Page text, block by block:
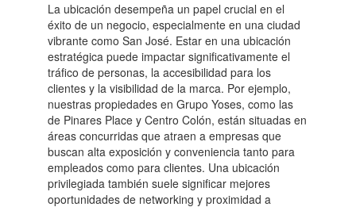
La ubicación desempeña un papel crucial en el
éxito de un negocio, especialmente en una ciudad
vibrante como San José. Estar en una ubicación
estratégica puede impactar significativamente el
tráfico de personas, la accesibilidad para los
clientes y la visibilidad de la marca. Por ejemplo,
nuestras propiedades en Grupo Yoses, como las
de Pinares Place y Centro Colón, están situadas en
áreas concurridas que atraen a empresas que
buscan alta exposición y conveniencia tanto para
empleados como para clientes. Una ubicación
privilegiada también suele significar mejores
oportunidades de networking y proximidad a